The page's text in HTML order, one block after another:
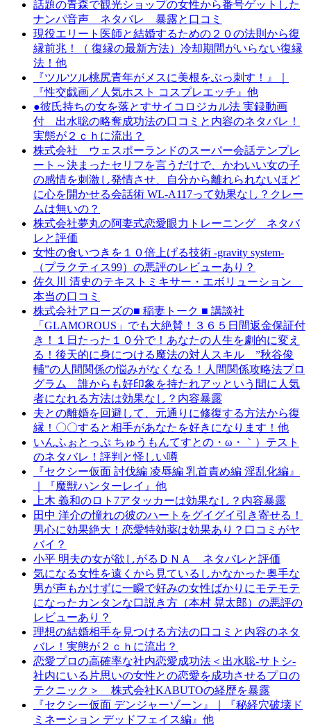
話題の青森で観光ショップの女性から番号ゲットした
ナンパ音声 ネタバレ 暴露と口コミ
現役エリート医師と結婚するための２０の法則から復
縁前兆！（ 復縁の最新方法）冷却期間がいらない復縁
法！他
『ツルツル桃尻青年がメスに美根をぶっ刺す！』｜
『性交戯画／人気ホスト コスプレエッチ』他
●彼氏持ちの女を落とすサイコロジカル法 実録動画
付 出水聡の略奪成功法の口コミと内容のネタバレ！
実態が２ｃｈに流出？
株式会社 ウェスポーランドのスーパー会話テンプレ
ート～決まったセリフを言うだけで、かわいい女の子
の感情を刺激し発情させ、自分から離れられないほど
に心を開かせる会話術 WL-A117って効果なし？クレー
ムは無いの？
株式会社夢丸の阿妻式恋愛眼力トレーニング ネタバ
レと評価
女性の食いつきを１０倍上げる技術 -gravity system-
（プラクティス99）の悪評のレビューあり？
佐久川 清史のテキストミキサー・エボリューション
本当の口コミ
株式会社アローズの■ 稲妻トーク ■ 講談社
「GLAMOROUS」でも大絶賛！３６５日間返金保証付
き！１日たった１０分で！あなたの人生を劇的に変え
る！後天的に身につける魔法の対人スキル ”秋谷俊
輔”の人間関係の悩みがなくなる！人間関係攻略法プロ
グラム 誰からも好印象を持たれアッという間に人気
者になれる方法は効果なし？内容暴露
夫との離婚を回避して、元通りに修復する方法から復
縁！〇〇すると相手があなたを好きになります！他
いんふぉとっぷ ちゅうもんてすとの・ω・｀）テスト
のネタバレ！評判と怪しい噂
『セクシー仮面 討伐編 凌辱編 乳首責め編 淫乱化編』
｜『魔獣ハンターレイ』他
上木 義和のロト7アタッカーは効果なし？内容暴露
田中 洋介の憧れの彼のハートをグイグイ引き寄せる！
男心に効果絶大！恋愛特効薬は効果あり？口コミがヤ
バイ？
小平 明夫の女が欲しがるＤＮＡ ネタバレと評価
気になる女性を遠くから見ているしかなかった奥手な
男が声もかけずに一瞬で好みの女性ばかりにモテモテ
になったカンタンな口説き方（本村 晃太郎）の悪評の
レビューあり？
理想の結婚相手を見つける方法の口コミと内容のネタ
バレ！実態が２ｃｈに流出？
恋愛プロの高確率な社内恋愛成功法＜出水聡-サトシ-
社内にいる片思いの女性との恋愛を成功させるプロの
テクニック＞ 株式会社KABUTOの経歴を暴露
『セクシー仮面 デンジャーゾーン』｜『秘経穴破壊ド
ミネーション デッドフェイス編』他